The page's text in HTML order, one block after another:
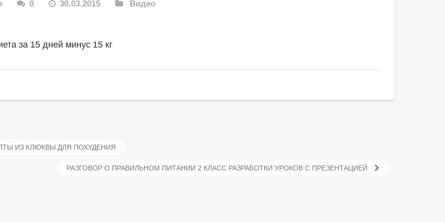
0 30.03.2015 Видео
за 15 дней минус 15 кг
ИЗ КЛЮКВЫ ДЛЯ ПОХУДЕНИЯ
РАЗГОВОР О ПРАВИЛЬНОМ ПИТАНИИ 2 КЛАСС РАЗРАБОТКИ УРОКОВ С ПРЕЗЕНТАЦИЕЙ